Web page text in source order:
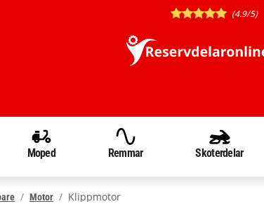
(4.9/5)
Moped Remmar Skoterdelar
Motor Klippmotor